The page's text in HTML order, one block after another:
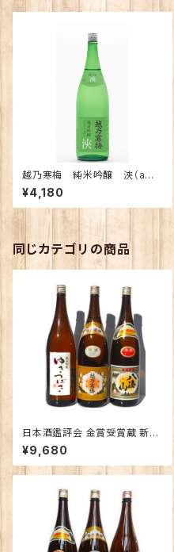
越乃寒梅 純米吟醸 浹（ama
ne) あまね 1800ｍｌ
¥4,180
同じカテゴリの商品
日本酒鑑評会 金賞受賞蔵 新潟
の地酒飲み比べセット1800ｍｌ
×3本 （越乃寒梅 八海山 ゆきつ
ばき）
¥9,680